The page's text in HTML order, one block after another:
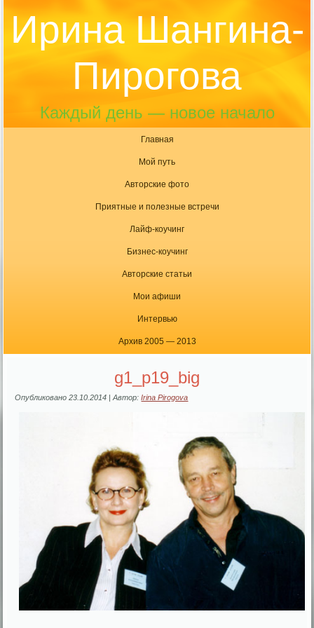
Ирина Шангина-
Пирогова
Каждый день — новое начало
Главная
Мой путь
Авторские фото
Приятные и полезные встречи
Лайф-коучинг
Бизнес-коучинг
Авторские статьи
Мои афиши
Интервью
Архив 2005 — 2013
g1_p19_big
Опубликовано 23.10.2014 |Автор: Irina Pirogova